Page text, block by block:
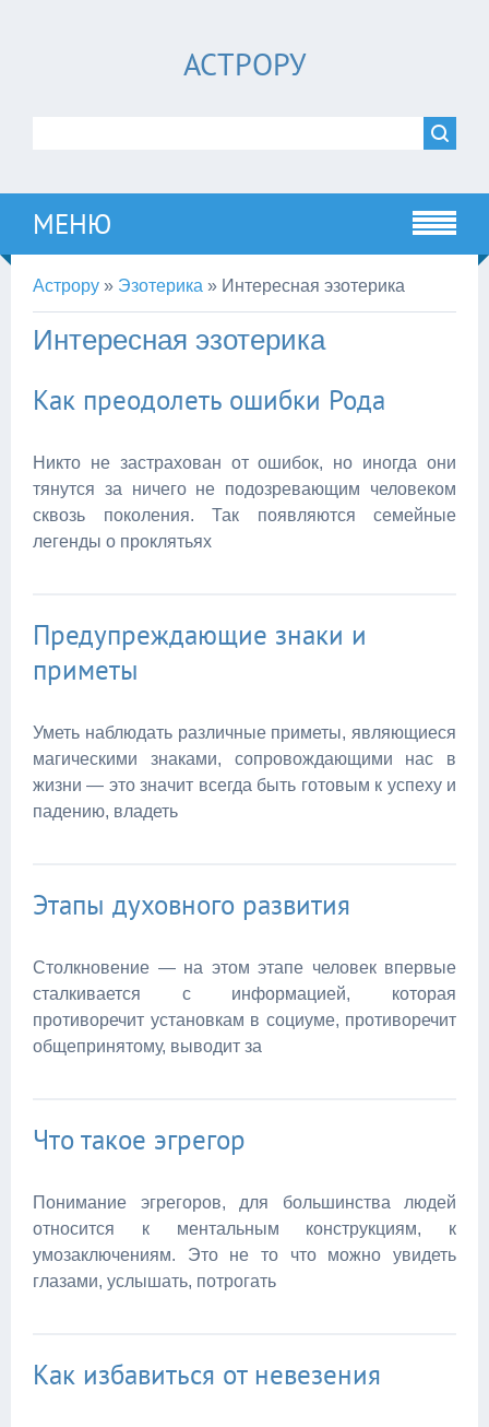
АСТРОРУ
МЕНЮ
Астрору » Эзотерика » Интересная эзотерика
Интересная эзотерика
Как преодолеть ошибки Рода
Никто не застрахован от ошибок, но иногда они
тянутся за ничего не подозревающим человеком
сквозь поколения. Так появляются семейные
легенды о проклятьях
Предупреждающие знаки и
приметы
Уметь наблюдать различные приметы, являющиеся
магическими знаками, сопровождающими нас в
жизни — это значит всегда быть готовым к успеху и
падению, владеть
Этапы духовного развития
Столкновение — на этом этапе человек впервые
сталкивается с информацией, которая
противоречит установкам в социуме, противоречит
общепринятому, выводит за
Что такое эгрегор
Понимание эгрегоров, для большинства людей
относится к ментальным конструкциям, к
умозаключениям. Это не то что можно увидеть
глазами, услышать, потрогать
Как избавиться от невезения